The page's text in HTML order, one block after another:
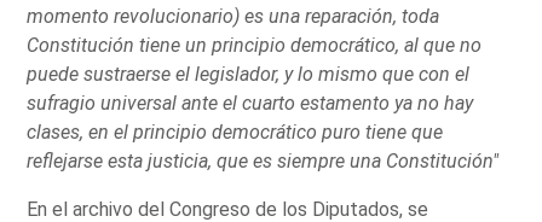
momento revolucionario) es una reparación, toda
Constitución tiene un principio democrático, al que no
puede sustraerse el legislador, y lo mismo que con el
sufragio universal ante el cuarto estamento ya no hay
clases, en el principio democrático puro tiene que
reflejarse esta justicia, que es siempre una Constitución"
En el archivo del Congreso de los Diputados, se